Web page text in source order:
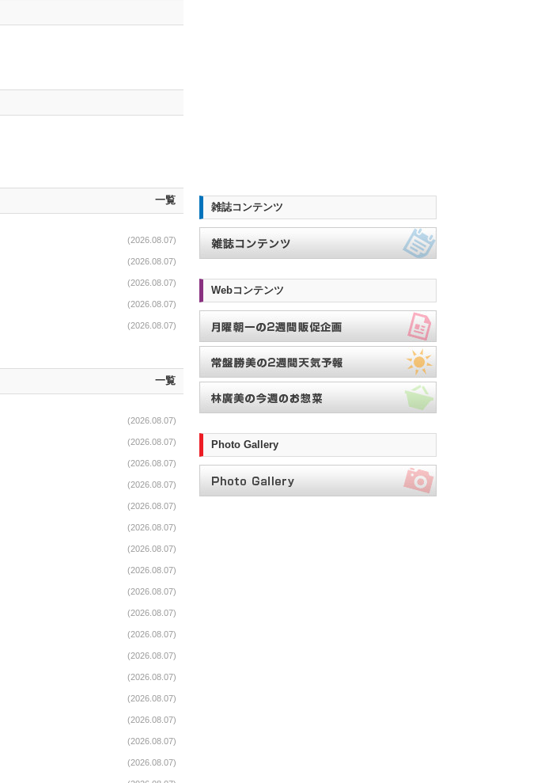
一覧
(2026.08.07)
(2026.08.07)
(2026.08.07)
(2026.08.07)
(2026.08.07)
一覧
(2026.08.07)
(2026.08.07)
(2026.08.07)
(2026.08.07)
(2026.08.07)
(2026.08.07)
(2026.08.07)
(2026.08.07)
(2026.08.07)
(2026.08.07)
(2026.08.07)
(2026.08.07)
(2026.08.07)
(2026.08.07)
(2026.08.07)
(2026.08.07)
(2026.08.07)
雑誌コンテンツ
Webコンテンツ
Photo Gallery